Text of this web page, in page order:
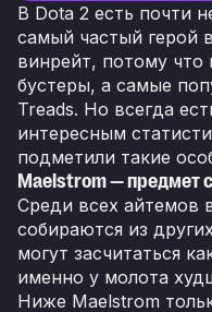
В Dota 2 есть почти
самый частый герой
винрейт, потому что
бустеры, а самые
Treads. Но всегда
интересным
подметили такие
Maelstrom — предмет
Среди всех айтемов
собираются из
могут засчитаться
именно у молота
Ниже Maelstrom